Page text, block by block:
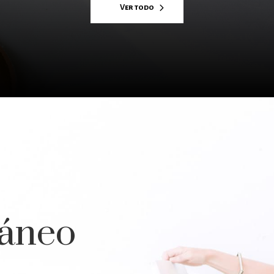
Ver todo